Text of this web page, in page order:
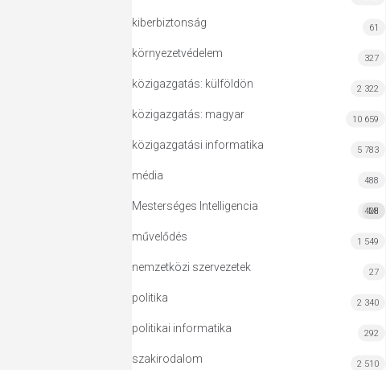
kiberbiztonság 61
környezetvédelem 327
közigazgatás: külföldön 2 322
közigazgatás: magyar 10 659
közigazgatási informatika 5 783
média 488
Mesterséges Intelligencia MI
428
művelődés 1 549
nemzetközi szervezetek 27
politika 2 340
politikai informatika 292
szakirodalom 2 510